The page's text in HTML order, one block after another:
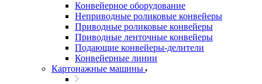
Конвейерное оборудование
Неприводные роликовые конвейеры
Приводные роликовые конвейеры
Приводные ленточные конвейеры
Подающие конвейеры-делители
Конвейерные линии
Картонажные машины